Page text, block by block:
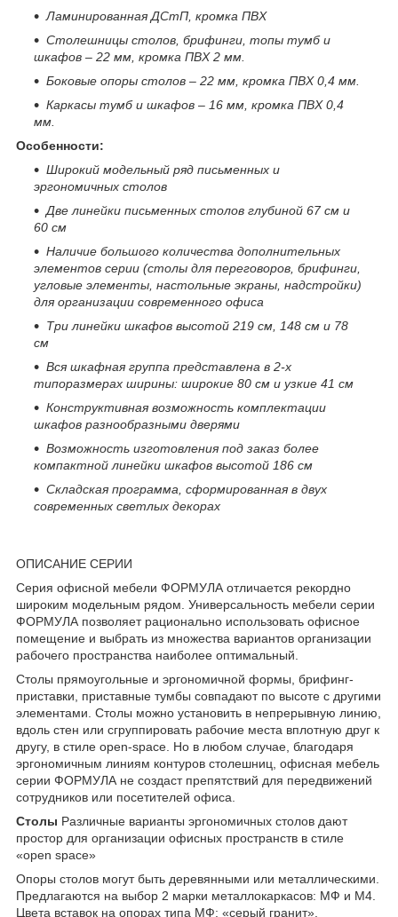
Ламинированная ДСтП, кромка ПВХ
Столешницы столов, брифинги, топы тумб и
шкафов – 22 мм, кромка ПВХ 2 мм.
Боковые опоры столов – 22 мм, кромка ПВХ 0,4 мм.
Каркасы тумб и шкафов – 16 мм, кромка ПВХ 0,4
мм.
Особенности:
Широкий модельный ряд письменных и
эргономичных столов
Две линейки письменных столов глубиной 67 см и
60 см
Наличие большого количества дополнительных
элементов серии (столы для переговоров, брифинги,
угловые элементы, настольные экраны, надстройки)
для организации современного офиса
Три линейки шкафов высотой 219 см, 148 см и 78
см
Вся шкафная группа представлена в 2-х
типоразмерах ширины: широкие 80 см и узкие 41 см
Конструктивная возможность комплектации
шкафов разнообразными дверями
Возможность изготовления под заказ более
компактной линейки шкафов высотой 186 см
Складская программа, сформированная в двух
современных светлых декорах
ОПИСАНИЕ СЕРИИ
Серия офисной мебели ФОРМУЛА отличается рекордно
широким модельным рядом. Универсальность мебели серии
ФОРМУЛА позволяет рационально использовать офисное
помещение и выбрать из множества вариантов организации
рабочего пространства наиболее оптимальный.
Столы прямоугольные и эргономичной формы, брифинг-
приставки, приставные тумбы совпадают по высоте с другими
элементами. Столы можно установить в непрерывную линию,
вдоль стен или сгруппировать рабочие места вплотную друг к
другу, в стиле open-space. Но в любом случае, благодаря
эргономичным линиям контуров столешниц, офисная мебель
серии ФОРМУЛА не создаст препятствий для передвижений
сотрудников или посетителей офиса.
Столы Различные варианты эргономичных столов дают
простор для организации офисных пространств в стиле
«open space»
Опоры столов могут быть деревянными или металлическими.
Предлагаются на выбор 2 марки металлокаркасов: МФ и М4.
Цвета вставок на опорах типа МФ: «серый гранит».